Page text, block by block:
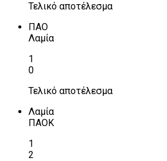
Τελικό αποτέλεσμα
ΠΑΟ
Λαμία
1
0
Τελικό αποτέλεσμα
Λαμία
ΠΑΟΚ
1
2